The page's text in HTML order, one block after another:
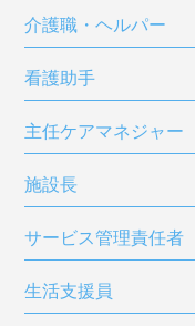
介護職・ヘルパー
看護助手
主任ケアマネジャー
施設長
サービス管理責任者
生活支援員